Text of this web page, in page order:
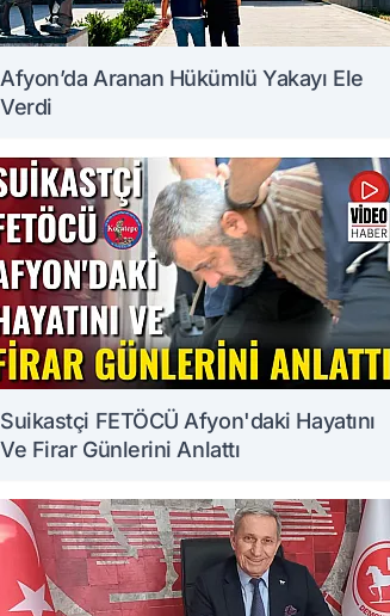
Afyon’da Aranan Hükümlü Yakayı Ele
Verdi
Suikastçi FETÖCÜ Afyon'daki Hayatını
Ve Firar Günlerini Anlattı